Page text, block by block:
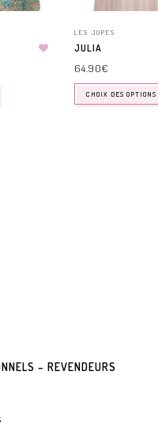
LES JUPES
JULIA
64.90€
CHOIX DES OPTIONS
– REVENDEURS